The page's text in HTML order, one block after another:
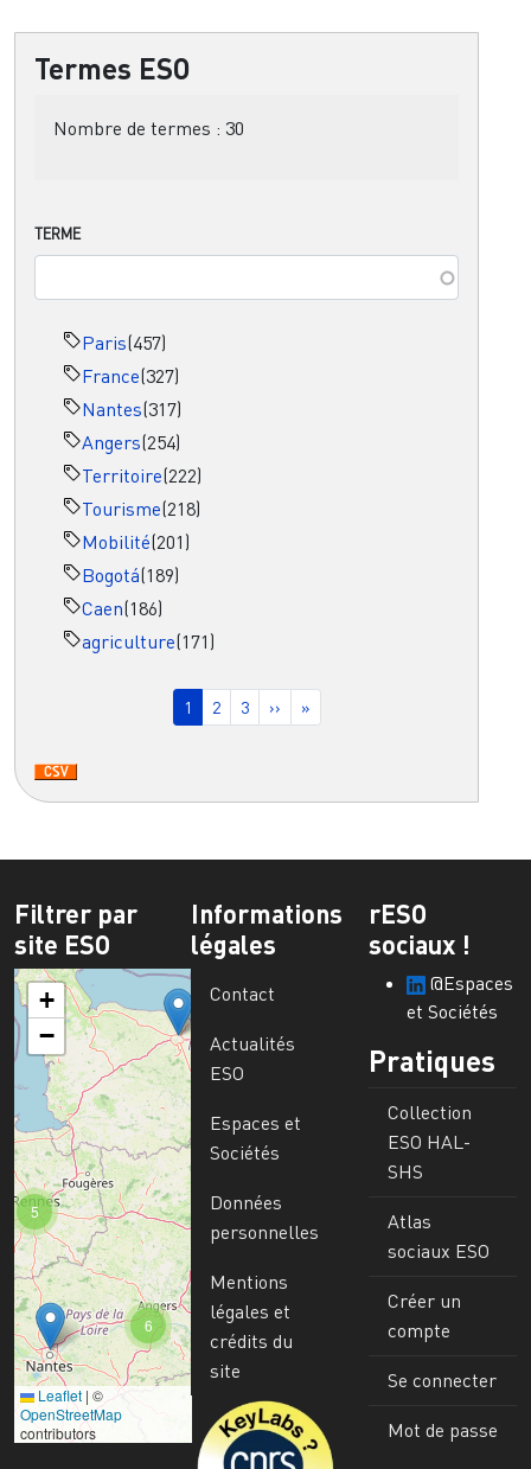
Termes ESO
Nombre de termes : 30
TERME
Paris(457)
France(327)
Nantes(317)
Angers(254)
Territoire(222)
Tourisme(218)
Mobilité(201)
Bogotá(189)
Caen(186)
agriculture(171)
Page courante
1 Page
2 Page
3 Page suivante
›› Dernière page
»
Filtrer par
site ESO
6
5
+
−
Leaflet | ©
OpenStreetMap
contributors
Informations
légales
Contact
Actualités
ESO
Espaces et
Sociétés
Données
personnelles
Mentions
légales et
crédits du
site
Image
rESO
sociaux !
@Espaces
et Sociétés
Pratiques
Collection
ESO HAL-
SHS
Atlas
sociaux ESO
Créer un
compte
Se connecter
Mot de passe